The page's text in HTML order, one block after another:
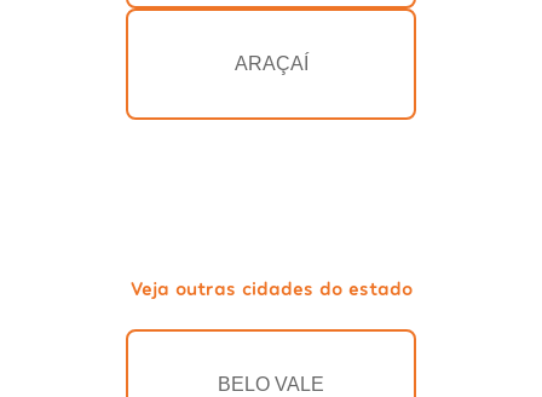
ARAÇAÍ
Veja outras cidades do estado
BELO VALE